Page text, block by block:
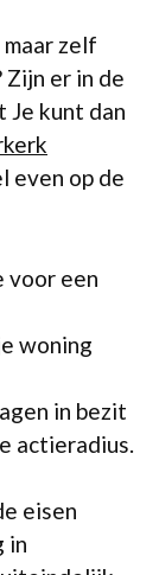
zelf
Zijn er in de
Je kunt dan
even op de
voor een
woning
in bezit
actieradius.
eisen
in